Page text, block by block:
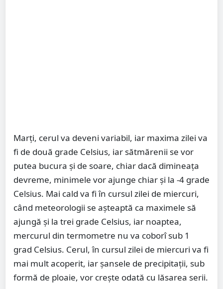
Marți, cerul va deveni variabil, iar maxima zilei va
fi de două grade Celsius, iar sătmărenii se vor
putea bucura și de soare, chiar dacă dimineața
devreme, minimele vor ajunge chiar și la -4 grade
Celsius. Mai cald va fi în cursul zilei de miercuri,
când meteorologii se așteaptă ca maximele să
ajungă și la trei grade Celsius, iar noaptea,
mercurul din termometre nu va coborî sub 1
grad Celsius. Cerul, în cursul zilei de miercuri va fi
mai mult acoperit, iar șansele de precipitații, sub
formă de ploaie, vor crește odată cu lăsarea serii.